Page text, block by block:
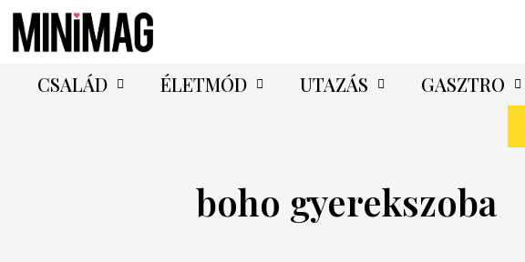
CSALÁD ÉLETMÓD UTAZÁS GASZTRO
boho gyerekszoba